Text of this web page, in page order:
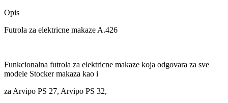
Opis
Futrola za elektricne makaze A.426
Funkcionalna futrola za elektricne makaze koja odgovara za sve
modele Stocker makaza kao i
za Arvipo PS 27, Arvipo PS 32,